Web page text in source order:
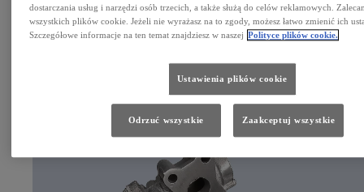
Doskonałe parametry pracy. Dobre ceny. Zobacz szczegóły.
dostarczania usług i narzędzi osób trzecich, a także służą do celów reklamowych.
wszystkich plików cookie. Jeżeli nie wyrażasz na to zgody, możesz łatwo zmienić ich
Szczegółowe informacje na ten temat znajdziesz w naszej Polityce plików cookie.
Ustawienia plików cookie
Odrzuć wszystkie Zaakceptuj wszystkie